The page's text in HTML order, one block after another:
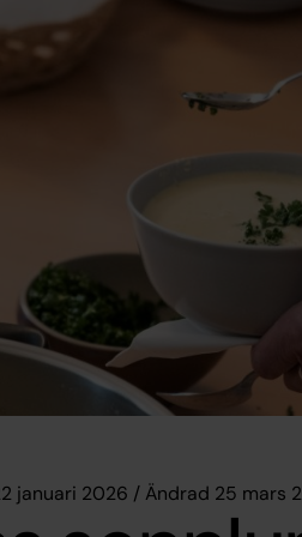
januari 2026 / Ändrad 25 mars